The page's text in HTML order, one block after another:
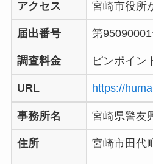
アクセス 宮崎市役所
届出番号 第
調査料金 ピンポイン
URL https://
事務所名 宮崎県警友
住所 宮崎市田代